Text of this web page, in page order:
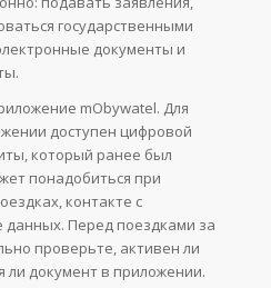
государственными
документы и
mObywatel. Для
доступен цифровой
который ранее был
понадобиться при
контакте с
Перед поездками за
проверьте, активен ли
ли документ в приложении.